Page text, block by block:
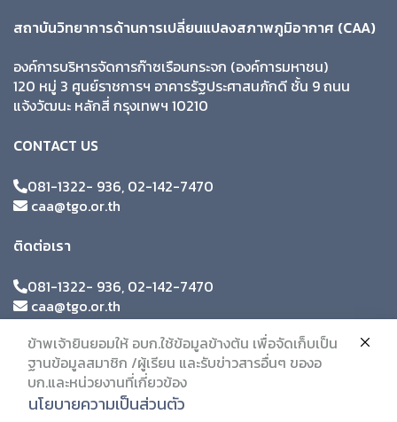
สถาบันวิทยาการด้านการเปลี่ยนแปลงสภาพภูมิอากาศ (CAA)
องค์การบริหารจัดการก๊าซเรือนกระจก (องค์การมหาชน)
120 หมู่ 3 ศูนย์ราชการฯ อาคารรัฐประศาสนภักดี ชั้น 9 ถนน
แจ้งวัฒนะ หลักสี่ กรุงเทพฯ 10210
CONTACT US
081-1322- 936, 02-142-7470
caa@tgo.or.th
ติดต่อเรา
081-1322- 936, 02-142-7470
caa@tgo.or.th
ข้าพเจ้ายินยอมให้ อบก.ใช้ข้อมูลข้างต้น เพื่อจัดเก็บเป็น
ฐานข้อมูลสมาชิก /ผู้เรียน และรับข่าวสารอื่นๆ ของอ
บก.และหน่วยงานที่เกี่ยวข้อง
นโยบายความเป็นส่วนตัว